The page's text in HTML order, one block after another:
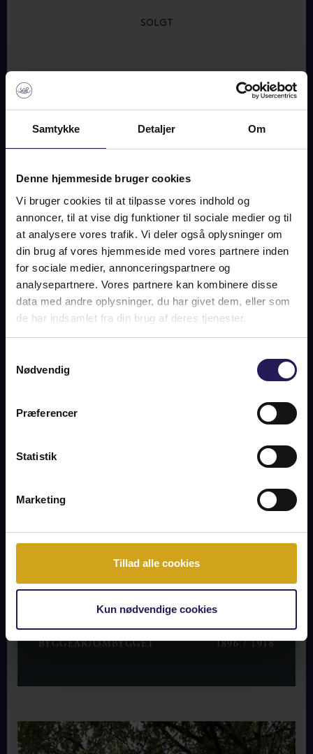
Samtykke Detaljer Om
Denne hjemmeside bruger cookies
Vi bruger cookies til at tilpasse vores indhold og
annoncer, til at vise dig funktioner til sociale medier og til
at analysere vores trafik. Vi deler også oplysninger om
din brug af vores hjemmeside med vores partnere inden
for sociale medier, annonceringspartnere og
analysepartnere. Vores partnere kan kombinere disse
data med andre oplysninger, du har givet dem, eller som
de har indsamlet fra din brug af deres tjenester.
Nødvendig
Præferencer
Statistik
Marketing
Tillad alle cookies
Kun nødvendige cookies
SOLGT
OM BOLIGEN
”GURRE”. Eventyrlig ejendom fra 1896, inspireret af det
smukke Gurre Slot. Villaen fordeler sig over 292 m2
håndværksmæssig kvalitet, arkitektonisk stolthed og
raffineret interiørdesign. Dette er en bolig udover det
sædvanlig og en bolig, der henvender sig til en skare af
kræsne, detaljeorienteret og kvalitetsbevidste købere.
Indretning hovedhus: Entré til hall, hvor der i stueetagen er
indrettet luksuriøst badeværelse, stor højloftet stue med de
smukkeste interiørdetaljer og et helt usædvanligt flot
køkkenalrum af Ditlev Rahbek, der i sin komplethed og
præcise balance mellem æstetik og funktionalitet skaber
KONTANT SOLGT
SOLGT
192 m2
GRUNDAREAL 981 m
ENERGIMÆRKE D
BYGGEÅR/OMBYGGET 1896 / 1918